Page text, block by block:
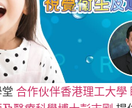
合作伙伴香港理工大學